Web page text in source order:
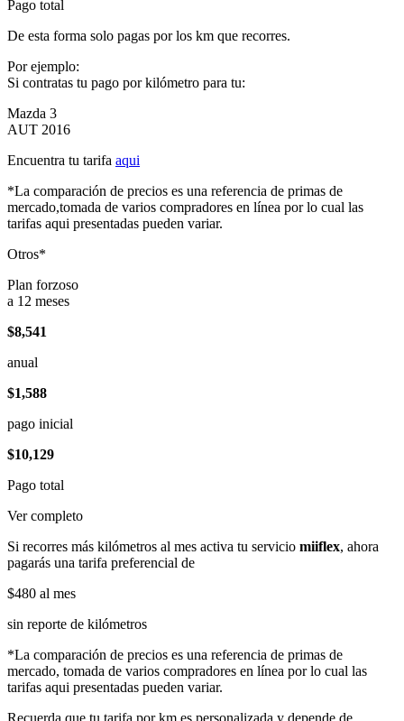
Pago total
De esta forma solo pagas por los km que recorres.
Por ejemplo:
Si contratas tu pago por kilómetro para tu:
Mazda 3
AUT 2016
Encuentra tu tarifa aqui
*La comparación de precios es una referencia de primas de
mercado,tomada de varios compradores en línea por lo cual las
tarifas aqui presentadas pueden variar.
Otros*
Plan forzoso
a 12 meses
$8,541
anual
$1,588
pago inicial
$10,129
Pago total
Ver completo
Si recorres más kilómetros al mes activa tu servicio miiflex, ahora
pagarás una tarifa preferencial de
$480 al mes
sin reporte de kilómetros
*La comparación de precios es una referencia de primas de
mercado, tomada de varios compradores en línea por lo cual las
tarifas aqui presentadas pueden variar.
Recuerda que tu tarifa por km es personalizada y depende de